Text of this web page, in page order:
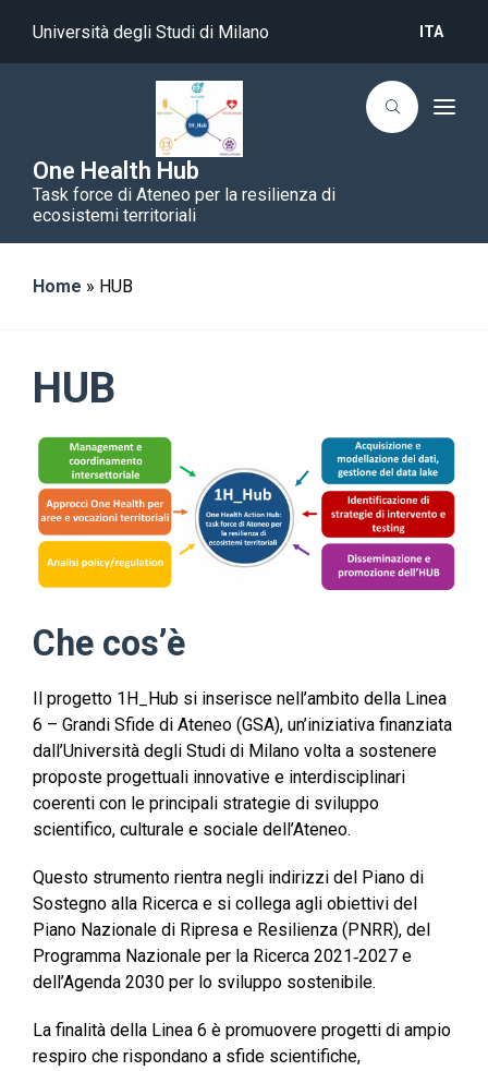
Università degli Studi di Milano ITA
One Health Hub
Task force di Ateneo per la resilienza di
ecosistemi territoriali
T
v
Home » HUB
HUB
Che cos’è
Il progetto 1H_Hub si inserisce nell’ambito della Linea
6 – Grandi Sfide di Ateneo (GSA), un’iniziativa finanziata
dall’Università degli Studi di Milano volta a sostenere
proposte progettuali innovative e interdisciplinari
coerenti con le principali strategie di sviluppo
scientifico, culturale e sociale dell’Ateneo. ​
Questo strumento rientra negli indirizzi del Piano di
Sostegno alla Ricerca e si collega agli obiettivi del
Piano Nazionale di Ripresa e Resilienza (PNRR), del
Programma Nazionale per la Ricerca 2021‑2027 e
dell’Agenda 2030 per lo sviluppo sostenibile.​
La finalità della Linea 6 è promuovere progetti di ampio
respiro che rispondano a sfide scientifiche,